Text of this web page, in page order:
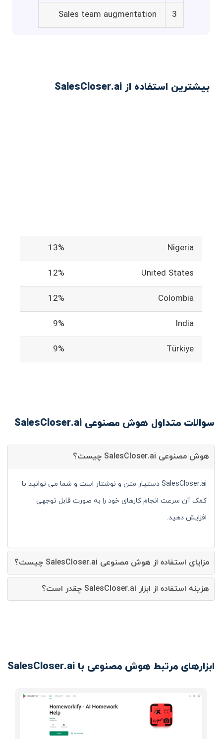
3
Sales team augmentation
بیشترین استفاده از SalesCloser.ai
Nigeria
13%
United States
12%
Colombia
12%
India
9%
Türkiye
9%
سوالات متداول هوش مصنوعی SalesCloser.ai
هوش مصنوعی SalesCloser.ai چیست؟
SalesCloser.ai دستیار متن و نوشتار است و شما می توانید با
کمک آن سرعت انجام کارهای خود را به صورت قابل توجهی
افزایش دهید.
مزایای استفاده از هوش مصنوعی SalesCloser.ai چیست؟
هزینه استفاده از ابزار SalesCloser.ai چقدر است؟
ابزارهای مرتبط هوش مصنوعی با SalesCloser.ai